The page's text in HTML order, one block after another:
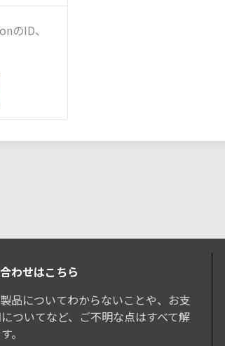
のID、
わせはこちら
品についてわからないことや、お支
ついてなど、ご不明な点はすべて解
。